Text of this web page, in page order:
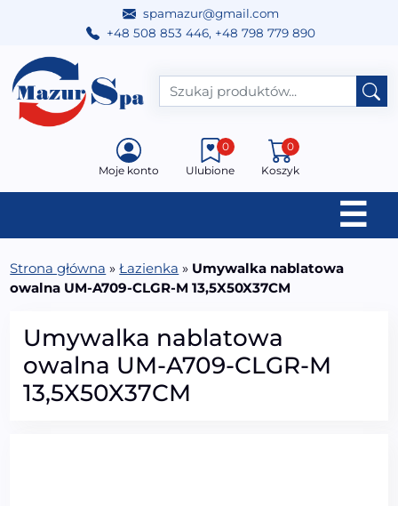
spamazur@gmail.com
+48 508 853 446, +48 798 779 890
Przejdź do treści
Main Navigation
Moje konto Ulubione
0
Koszyk
0
☰
Strona główna »Łazienka » Umywalka nablatowa
owalna UM-A709-CLGR-M 13,5X50X37CM
Umywalka nablatowa
owalna UM-A709-CLGR-M
13,5X50X37CM